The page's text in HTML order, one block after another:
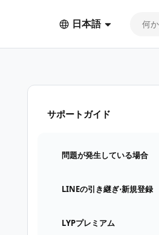
日本語
サポートガイド
問題が発生している場合
LINEの引き継ぎ⋅新規登録
LYPプレミアム